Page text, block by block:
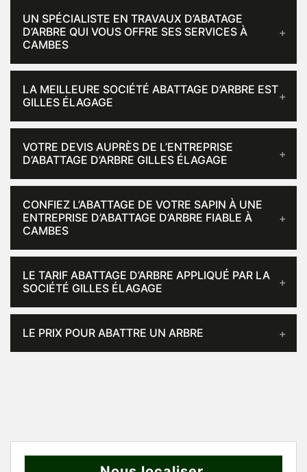
UN SPÉCIALISTE EN TRAVAUX D’ABATAGE
D’ARBRE QUI VOUS OFFRE SES SERVICES À
CAMBES
LA MEILLEURE SOCIÉTÉ ABATTAGE D’ARBRE EST
GILLES ÉLAGAGE
VOTRE DEVIS AUPRÈS DE L’ENTREPRISE
D’ABATTAGE D’ARBRE GILLES ÉLAGAGE
CONFIEZ L’ABATTAGE DE VOTRE SAPIN À UNE
ENTREPRISE D’ABATTAGE D’ARBRE FIABLE À
CAMBES
LE TARIF ABATTAGE D’ARBRE APPLIQUÉ PAR LA
SOCIÉTÉ GILLES ÉLAGAGE
LE PRIX POUR ABATTRE UN ARBRE